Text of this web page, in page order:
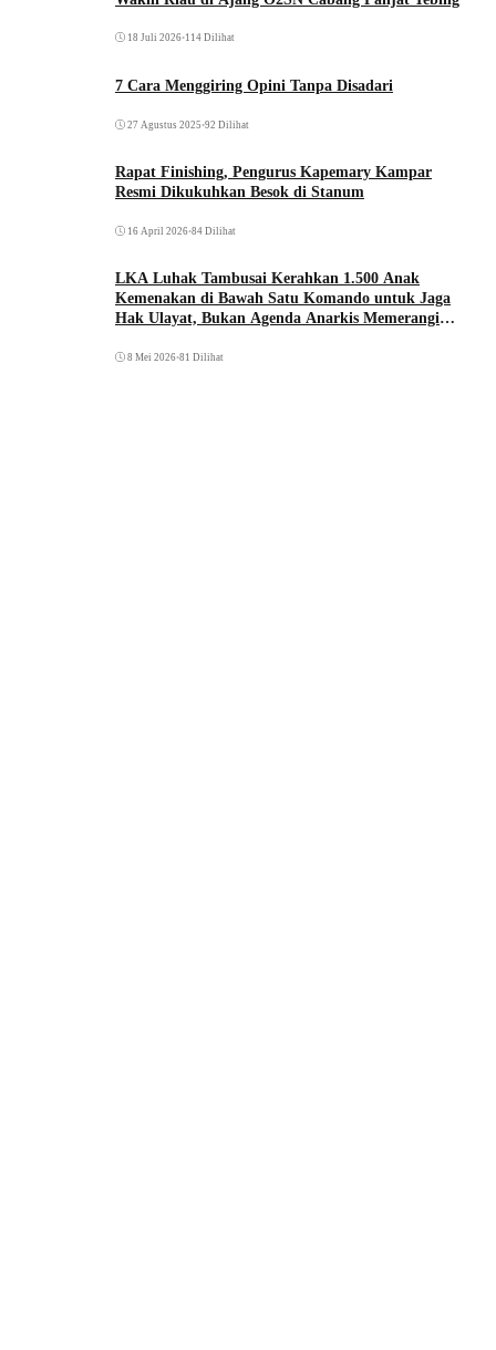
18 Juli 2026•114 Dilihat
7 Cara Menggiring Opini Tanpa Disadari
27 Agustus 2025 •92 Dilihat
Rapat Finishing, Pengurus Kapemary Kampar
Resmi Dikukuhkan Besok di Stanum
16 April 2026•84 Dilihat
LKA Luhak Tambusai Kerahkan 1.500 Anak
Kemenakan di Bawah Satu Komando untuk Jaga
Hak Ulayat, Bukan Agenda Anarkis Memerangi
8 Mei 2026•81 Dilihat